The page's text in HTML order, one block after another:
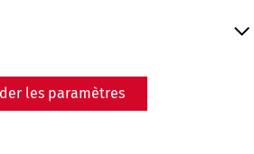
les paramètres